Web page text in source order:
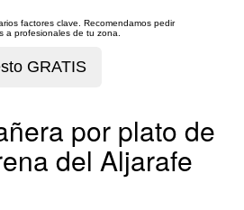
factores clave. Recomendamos pedir
a profesionales de tu zona.
por plato de
del Aljarafe